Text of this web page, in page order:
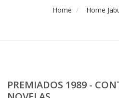
Home Home
PREMIADOS 1989 -